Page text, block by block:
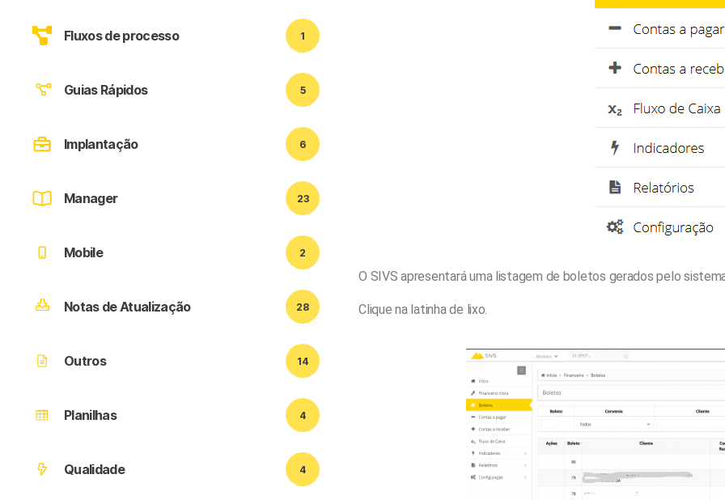
Fluxos de processo 1
Guias Rápidos 5
Implantação 6
Manager 23
Mobile 2
Notas de Atualização 28
Outros 14
Planilhas 4
Qualidade 4
O SIVS apresentará uma listagem de boletos gerados pelo
Clique na latinha de lixo.